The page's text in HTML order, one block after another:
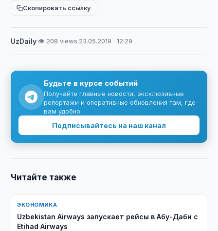
Скопировать ссылку
UzDaily·👁 208 views·23.05.2019 · 12:29
Будьте в курсе событий
Получайте главные новости, эксклюзивные
репортажи и оперативные обновления там, где
вам удобно.
Подписывайтесь на наш канал
Читайте также
ЭКОНОМИКА
Uzbekistan Airways запускает рейсы в Абу-Даби с
Etihad Airways